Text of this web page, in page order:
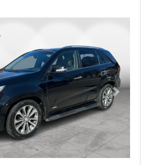
Next